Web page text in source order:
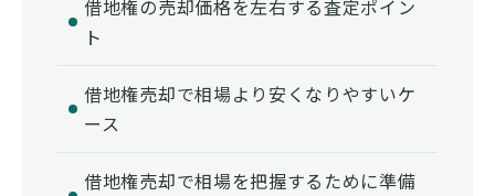
借地権の売却価格を左右する査定ポイン
ト
借地権売却で相場より安くなりやすいケ
ース
借地権売却で相場を把握するために準備